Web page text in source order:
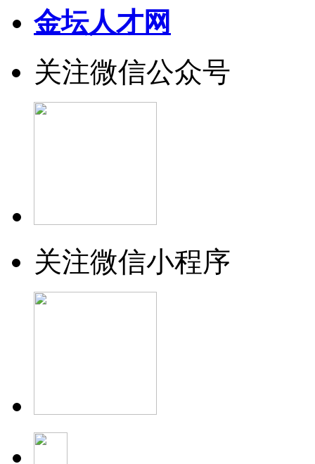
金坛人才网
关注微信公众号
关注微信小程序